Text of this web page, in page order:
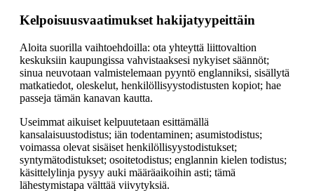
Kelpoisuusvaatimukset hakijatyypeittäin
Aloita suorilla vaihtoehdoilla: ota yhteyttä liittovaltion
keskuksiin kaupungissa vahvistaaksesi nykyiset säännöt;
sinua neuvotaan valmistelemaan pyyntö englanniksi, sisällytä
matkatiedot, oleskelut, henkilöllisyystodistusten kopiot; hae
passeja tämän kanavan kautta.
Useimmat aikuiset kelpuutetaan esittämällä
kansalaisuustodistus; iän todentaminen; asumistodistus;
voimassa olevat sisäiset henkilöllisyystodistukset;
syntymätodistukset; osoitetodistus; englannin kielen todistus;
käsittelylinja pysyy auki määräaikoihin asti; tämä
lähestymistapa välttää viivytyksiä.